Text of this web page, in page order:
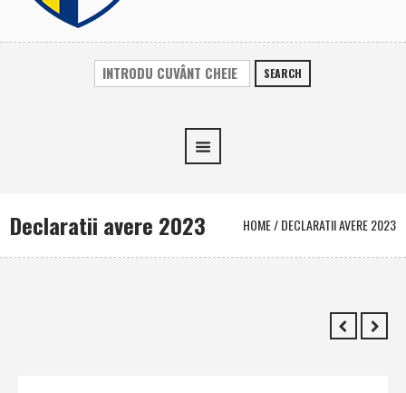
SEARCH
Declaratii avere 2023 HOME/DECLARATII AVERE 2023